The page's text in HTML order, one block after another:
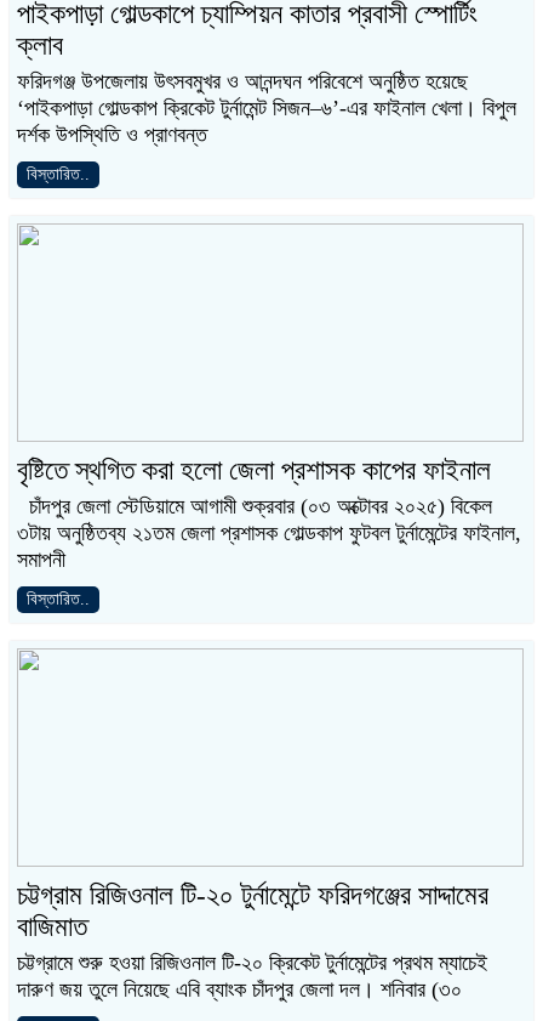
পাইকপাড়া গোল্ডকাপে চ্যাম্পিয়ন কাতার প্রবাসী স্পোর্টিং
ক্লাব
ফরিদগঞ্জ উপজেলায় উৎসবমুখর ও আনন্দঘন পরিবেশে অনুষ্ঠিত হয়েছে
‘পাইকপাড়া গোল্ডকাপ ক্রিকেট টুর্নামেন্ট সিজন–৬’-এর ফাইনাল খেলা। বিপুল
দর্শক উপস্থিতি ও প্রাণবন্ত
বিস্তারিত..
বৃষ্টিতে স্থগিত করা হলো জেলা প্রশাসক কাপের ফাইনাল
চাঁদপুর জেলা স্টেডিয়ামে আগামী শুক্রবার (০৩ অক্টোবর ২০২৫) বিকেল
৩টায় অনুষ্ঠিতব্য ২১তম জেলা প্রশাসক গোল্ডকাপ ফুটবল টুর্নামেন্টের ফাইনাল,
সমাপনী
বিস্তারিত..
চট্টগ্রাম রিজিওনাল টি-২০ টুর্নামেন্টে ফরিদগঞ্জের সাদ্দামের
বাজিমাত
চট্টগ্রামে শুরু হওয়া রিজিওনাল টি-২০ ক্রিকেট টুর্নামেন্টের প্রথম ম্যাচেই
দারুণ জয় তুলে নিয়েছে এবি ব্যাংক চাঁদপুর জেলা দল। শনিবার (৩০